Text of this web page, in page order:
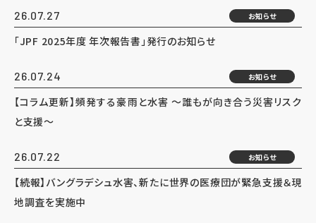
26.07.27 お知らせ
「JPF 2025年度 年次報告書」発行のお知らせ
26.07.24 お知らせ
【コラム更新】頻発する豪雨と水害 ～誰もが向き合う災害リスク
と支援～
26.07.22 お知らせ
【続報】バングラデシュ水害、新たに世界の医療団が緊急支援＆現
地調査を実施中